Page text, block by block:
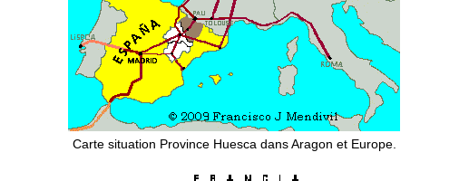
Carte situation Province Huesca dans Aragon et Europe.